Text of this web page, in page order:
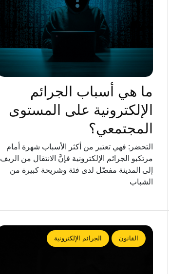
ما هي أسباب الجرائم
الإلكترونية على المستوى
المجتمعي؟
التحضر: فهي تعتبر من أكثر الأسباب شهرة أمام
مرتكبو الجرائم الإلكترونية فإنَّ الانتقال من الريف
إلى المدينة مفضّل لدى فئة وشريحة كبيرة من
الشباب
القانون الجرائم الإلكترونية